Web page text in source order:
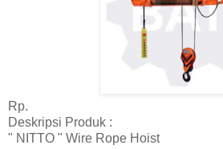
Rp.
Deskripsi Produk :
" NITTO " Wire Rope Hoist